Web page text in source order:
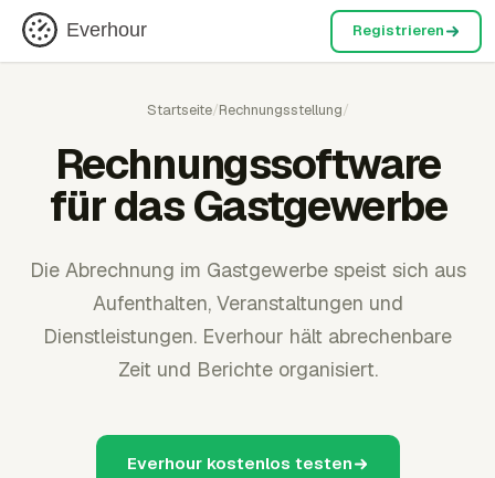
Everhour Registrieren
Startseite/Rechnungsstellung/
Rechnungssoftware
für das Gastgewerbe
Die Abrechnung im Gastgewerbe speist sich aus
Aufenthalten, Veranstaltungen und
Dienstleistungen. Everhour hält abrechenbare
Zeit und Berichte organisiert.
Everhour kostenlos testen